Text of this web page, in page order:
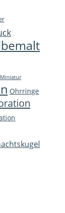
Miniatur
Ohrringe